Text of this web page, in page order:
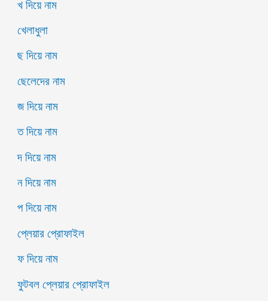
খ দিয়ে নাম
খেলাধুলা
ছ দিয়ে নাম
ছেলেদের নাম
জ দিয়ে নাম
ত দিয়ে নাম
দ দিয়ে নাম
ন দিয়ে নাম
প দিয়ে নাম
প্লেয়ার প্রোফাইল
ফ দিয়ে নাম
ফুটবল প্লেয়ার প্রোফাইল